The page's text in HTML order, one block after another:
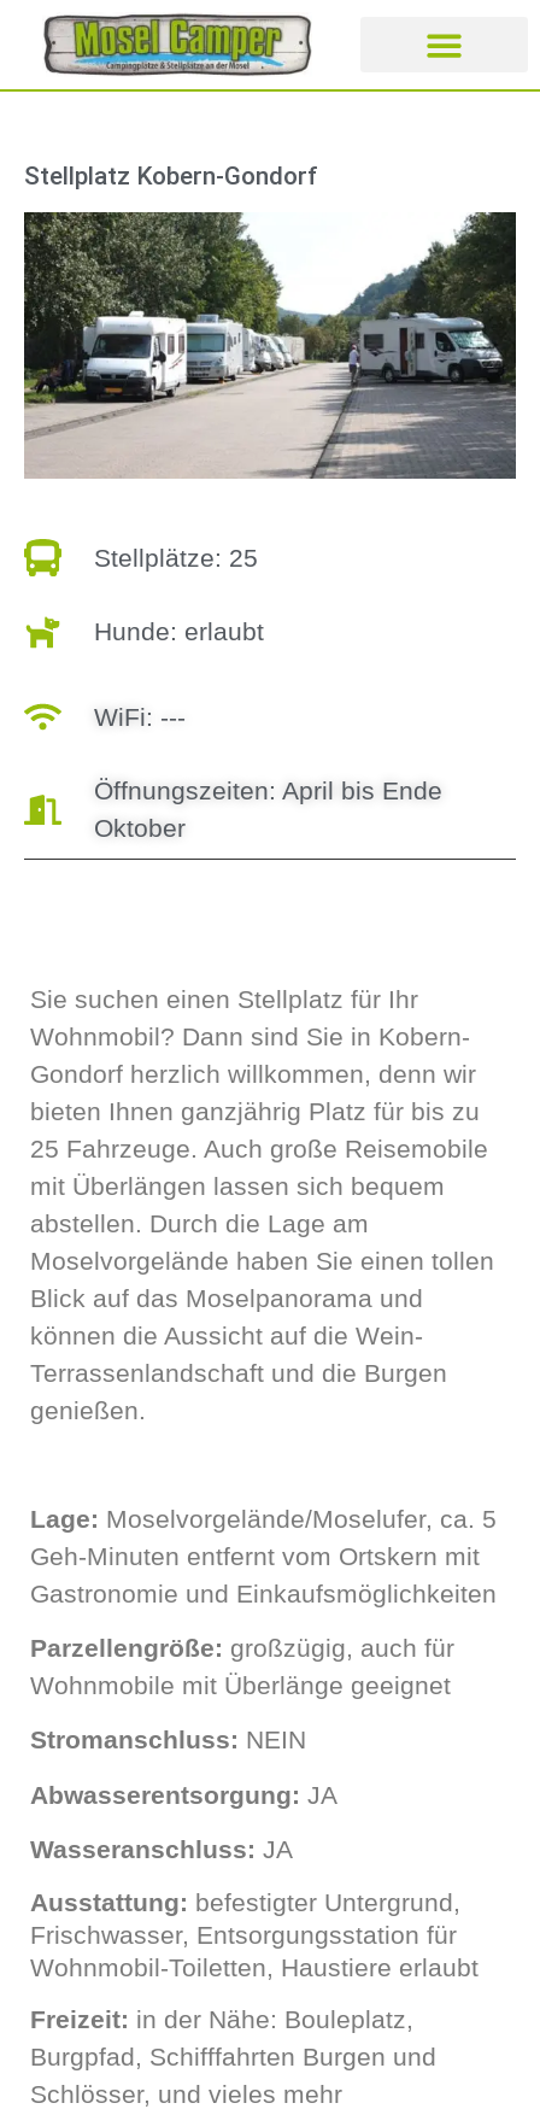
Stellplatz Kobern-Gondorf
Stellplätze: 25
Hunde: erlaubt
WiFi: ---
Öffnungszeiten: April bis Ende
Oktober
Sie suchen einen Stellplatz für Ihr
Wohnmobil? Dann sind Sie in Kobern-
Gondorf herzlich willkommen, denn wir
bieten Ihnen ganzjährig Platz für bis zu
25 Fahrzeuge. Auch große Reisemobile
mit Überlängen lassen sich bequem
abstellen. Durch die Lage am
Moselvorgelände haben Sie einen tollen
Blick auf das Moselpanorama und
können die Aussicht auf die Wein-
Terrassenlandschaft und die Burgen
genießen.
Lage: Moselvorgelände/Moselufer, ca. 5
Geh-Minuten entfernt vom Ortskern mit
Gastronomie und Einkaufsmöglichkeiten
Parzellengröße: großzügig, auch für
Wohnmobile mit Überlänge geeignet
Stromanschluss: NEIN
Abwasserentsorgung: JA
Wasseranschluss: JA
Ausstattung: befestigter Untergrund,
Frischwasser, Entsorgungsstation für
Wohnmobil-Toiletten, Haustiere erlaubt
Freizeit: in der Nähe: Bouleplatz,
Burgpfad, Schifffahrten Burgen und
Schlösser, und vieles mehr